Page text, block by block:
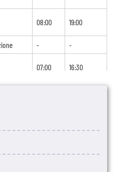
08:00 19:00
- -
07:00 16:30